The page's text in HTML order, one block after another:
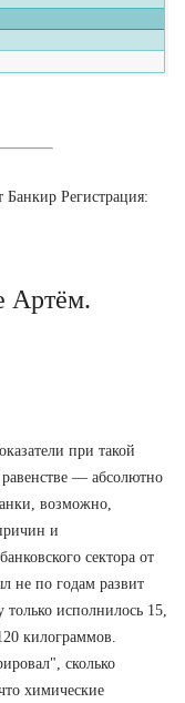
Регистрация:
Артём.
при такой
равенстве — абсолютно
возможно,
и
сектора от
не по годам развит
исполнилось 15,
килограммов.
сколько
химические